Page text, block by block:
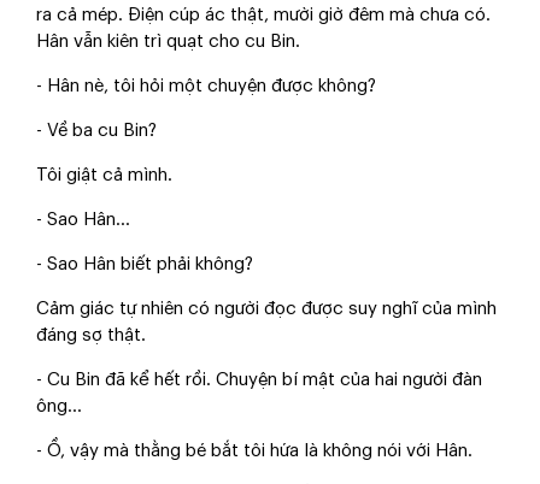
ra cả mép. Điện cúp ác thật, mười giờ đêm mà chưa có.
Hân vẫn kiên trì quạt cho cu Bin.
- Hân nè, tôi hỏi một chuyện được không?
- Về ba cu Bin?
Tôi giật cả mình.
- Sao Hân…
- Sao Hân biết phải không?
Cảm giác tự nhiên có người đọc được suy nghĩ của mình
đáng sợ thật.
- Cu Bin đã kể hết rồi. Chuyện bí mật của hai người đàn
ông...
- Ồ, vậy mà thằng bé bắt tôi hứa là không nói với Hân.